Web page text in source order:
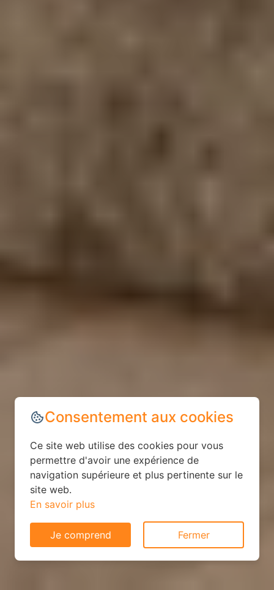
Consentement aux cookies
Ce site web utilise des cookies pour vous
permettre d'avoir une expérience de
navigation supérieure et plus pertinente sur le
site web.
En savoir plus
Je comprend Fermer